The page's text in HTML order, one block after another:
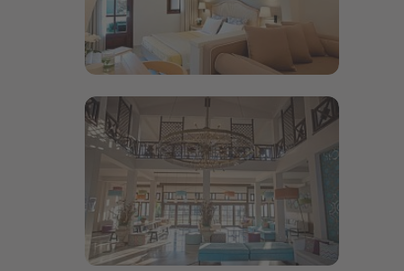
Bildergalerie öffnen